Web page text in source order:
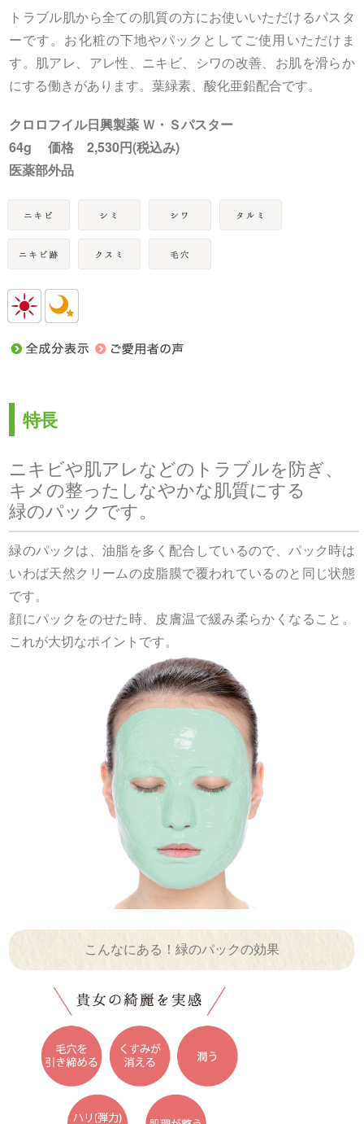
トラブル肌から全ての肌質の方にお使いいただけるパスタ
ーです。お化粧の下地やパックとしてご使用いただけま
す。肌アレ、アレ性、ニキビ、シワの改善、お肌を滑らか
にする働きがあります。葉緑素、酸化亜鉛配合です。
クロロフイル日興製薬 Ｗ・Ｓパスター
64g 価格 2,530円(税込み)
医薬部外品
特長
ニキビや肌アレなどのトラブルを防ぎ、
キメの整ったしなやかな肌質にする
緑のパックです。
緑のパックは、油脂を多く配合しているので、パック時は
いわば天然クリームの皮脂膜で覆われているのと同じ状態
です。
顔にパックをのせた時、皮膚温で緩み柔らかくなること。
これが大切なポイントです。
こんなにある！緑のパックの効果